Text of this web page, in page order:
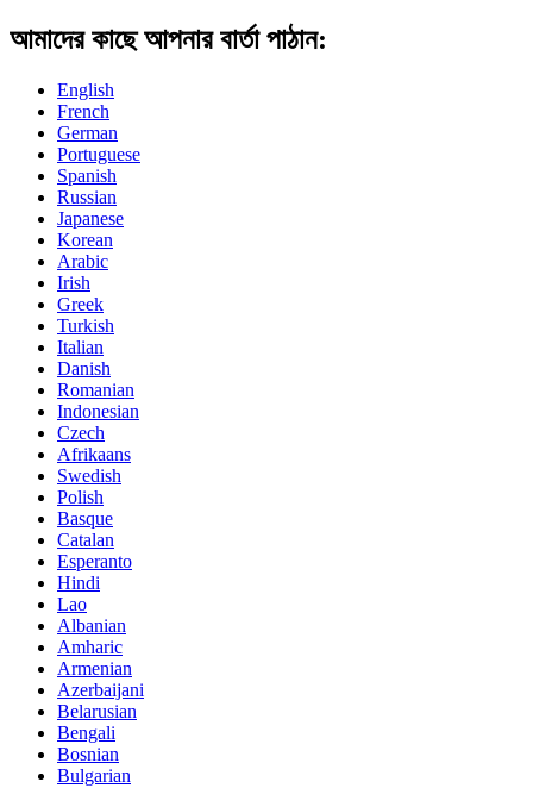
আমাদের কাছে আপনার বার্তা পাঠান:
English
French
German
Portuguese
Spanish
Russian
Japanese
Korean
Arabic
Irish
Greek
Turkish
Italian
Danish
Romanian
Indonesian
Czech
Afrikaans
Swedish
Polish
Basque
Catalan
Esperanto
Hindi
Lao
Albanian
Amharic
Armenian
Azerbaijani
Belarusian
Bengali
Bosnian
Bulgarian